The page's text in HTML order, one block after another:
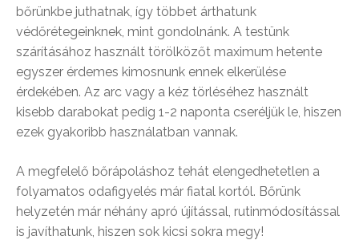
bőrünkbe juthatnak, így többet árthatunk
védőrétegeinknek, mint gondolnánk. A testünk
szárításához használt törölközőt maximum hetente
egyszer érdemes kimosnunk ennek elkerülése
érdekében. Az arc vagy a kéz törléséhez használt
kisebb darabokat pedig 1-2 naponta cseréljük le, hiszen
ezek gyakoribb használatban vannak.
A megfelelő bőrápoláshoz tehát elengedhetetlen a
folyamatos odafigyelés már fiatal kortól. Bőrünk
helyzetén már néhány apró újítással, rutinmódosítással
is javíthatunk, hiszen sok kicsi sokra megy!